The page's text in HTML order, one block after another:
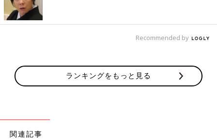
miyu.さんは、こちらのフリースベストを購入。大活躍している
た目もとってもキュート♪ お外でも使えますし、おうちの中でも
役立つこと間違いなしですよね。
Recommended by
ランキングをもっと見る
関連記事